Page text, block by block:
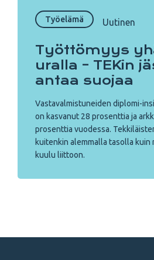
Työelämä Uutinen
Työttömyys
uralla – TEKin
antaa suojaa
Vastavalmistuneiden diplomi-
on kasvanut 28 prosenttia ja
prosenttia vuodessa.
kuitenkin alemmalla tasolla kuin
kuulu liittoon.